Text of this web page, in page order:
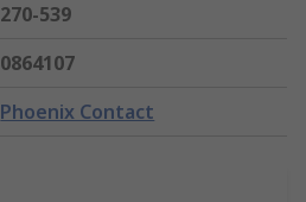
270-539
0864107
Phoenix Contact